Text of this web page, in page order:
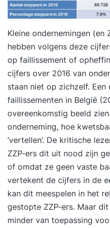
verantwoordelijk? Kwaliteitsgarantie * Meer dan
10.000 deelnemers
met een 8.6 gemiddeld
onze trainingen gaan
Examen en studiematerialen Voor deze
er een examen optie
Foundation, non-IT /
sowieso 60
Enthousiast? Schrijf je
opleidingsbrochure of
via onze website.
Kleine ondernemingen (en
hebben volgens deze
op faillissement of
cijfers over 2016 van
staan niet op zichzelf. Een
faillissementen in België
overeenkomstig beeld zien.
onderneming, hoe
‘vertellen’. De kritische
ZZP-ers dit uit nood zijn
of omdat ze geen vaste
vertekent de cijfers in de
kan dit meespelen in het
gestopte ZZP-ers. Maar
minder van toepassing